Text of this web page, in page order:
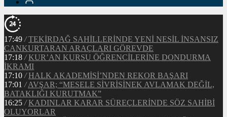
17:49 / TEKİRDAĞ SAHİLLERİNDE YENİ NESİL İNSANSIZ
CANKURTARAN ARAÇLARI GÖREVDE
17:18 / KUR’AN KURSU ÖĞRENCİLERİNE DONDURMA
İKRAMI
17:10 / HALK AKADEMİSİ’NDEN REKOR BAŞARI
17:01 / AVŞAR; “MESELE SİVRİSİNEK AVLAMAK DEĞİL,
BATAKLIĞI KURUTMAK”
16:25 / KADINLAR KARAR SÜREÇLERİNDE SÖZ SAHİBİ
OLUYORLAR